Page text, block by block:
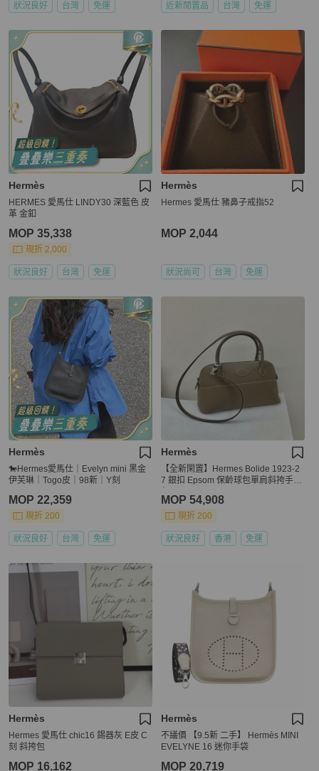
狀況良好 台灣 免運 近新閒置品 台灣 免運
Hermès
HERMES 愛馬仕 LINDY30 深藍色 皮
革 金釦
MOP 35,338
現折 2,000
狀況良好 台灣 免運
Hermès
Hermes 愛馬仕 豬鼻子戒指52
MOP 2,044
狀況尚可 台灣 免運
Hermès
🐎Hermes愛馬仕｜Evelyn mini 黑金
伊芙琳｜Togo皮｜98新｜Y刻
MOP 22,359
現折 200
狀況良好 台灣 免運
Hermès
【全新閑置】Hermes Bolide 1923-2
7 銀扣 Epsom 保齡球包單肩斜挎手提
MOP 54,908
現折 200
狀況良好 香港 免運
Hermès
Hermes 愛馬仕 chic16 錫器灰 E皮 C
刻 斜挎包
MOP 16,162
Hermès
不議價 【9.5新 二手】 Hermès MINI
EVELYNE 16 迷你手袋
MOP 20,719